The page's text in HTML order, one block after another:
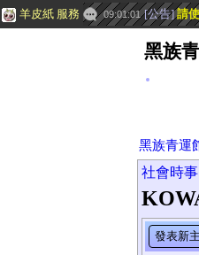
羊皮紙 服務 09:01:01 [公告]請
黑族
黑族青運
社會時事
發表新